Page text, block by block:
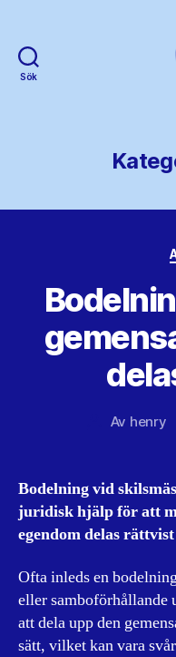
Sök
Av henry
Bodelning vid
juridisk hjälp för att
egendom delas
Ofta inleds en
eller samboförhållande
att dela upp den
sätt, vilket kan vara